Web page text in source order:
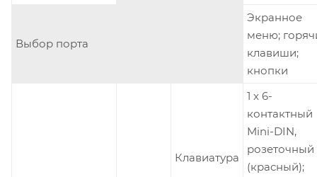
Выбор порта
Экранное
меню;
клавиши;
кнопки
Клавиатура
1 x 6-
контактный
Mini-DIN,
розеточный
(красный);